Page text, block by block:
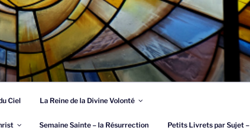
Ciel La Reine de la Divine Volonté
Semaine Sainte – la Résurrection Petits Livrets par Sujet –